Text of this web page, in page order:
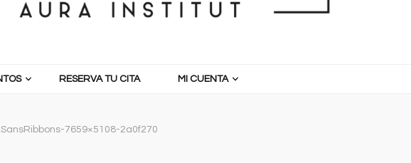
RESERVA TU CITA MI CUENTA
7659×5108-2a0f270